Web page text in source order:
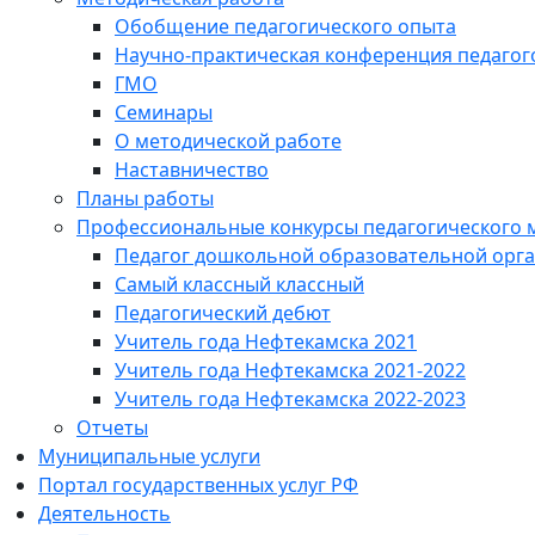
Обобщение педагогического опыта
Научно-практическая конференция
ГМО
Семинары
О методической работе
Наставничество
Планы работы
Профессиональные конкурсы педагогического
Педагог дошкольной образовательной
Самый классный классный
Педагогический дебют
Учитель года Нефтекамска 2021
Учитель года Нефтекамска 2021-2022
Учитель года Нефтекамска 2022-2023
Отчеты
Муниципальные услуги
Портал государственных услуг РФ
Деятельность